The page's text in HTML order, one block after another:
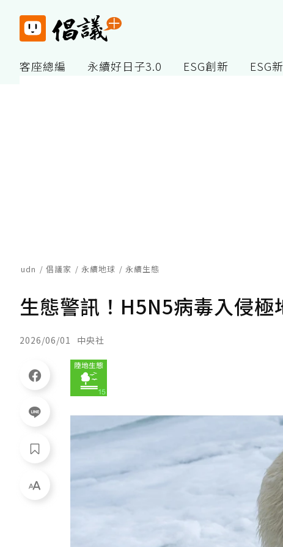
客座總編 永續好日子3.0 ESG創新 ESG
udn 倡議家 永續地球 永續生態
生態警訊！H5N5病毒入侵
2026/06/01 中央社